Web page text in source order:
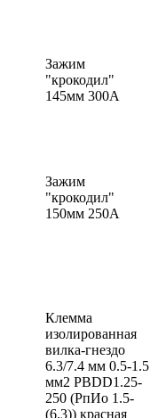
Зажим
"крокодил"
145мм 300А
Зажим
"крокодил"
150мм 250А
Клемма
изолированная
вилка-гнездо
6.3/7.4 мм 0.5-1.5
мм2 PBDD1.25-
250 (РпИо 1.5-
(6.3)) красная